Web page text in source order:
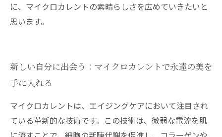
に、マイクロカレントの素晴らしさを広めていきたいと
思います。
新しい自分に出会う：マイクロカレントで永遠の美を
手に入れる
マイクロカレントは、エイジングケアにおいて注目され
ている革新的な技術です。この技術は、微弱な電流を肌